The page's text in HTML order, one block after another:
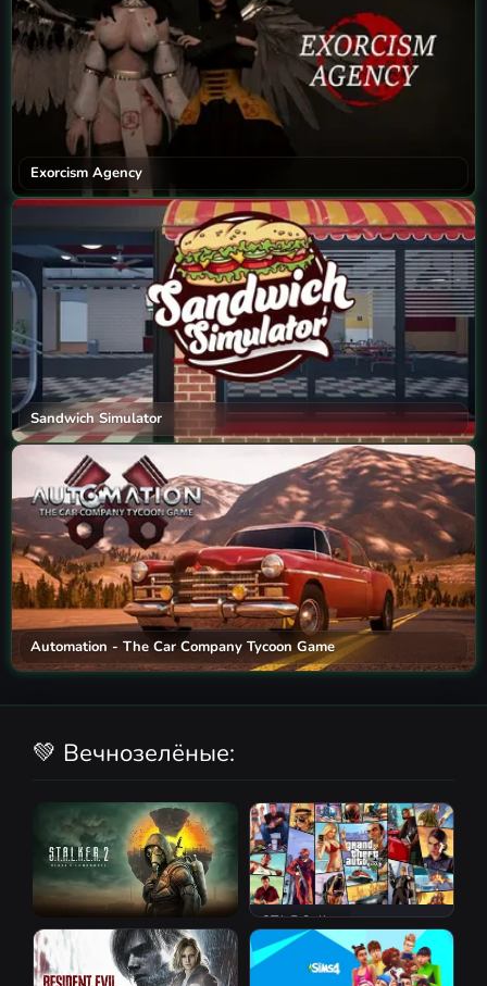
Exorcism Agency
Sandwich Simulator
Automation - The Car Company Tycoon Game
💚 Вечнозелёные:
S.T.A.L.K.E.R. 2: Heart of
Chornobyl
GTA 5 Online